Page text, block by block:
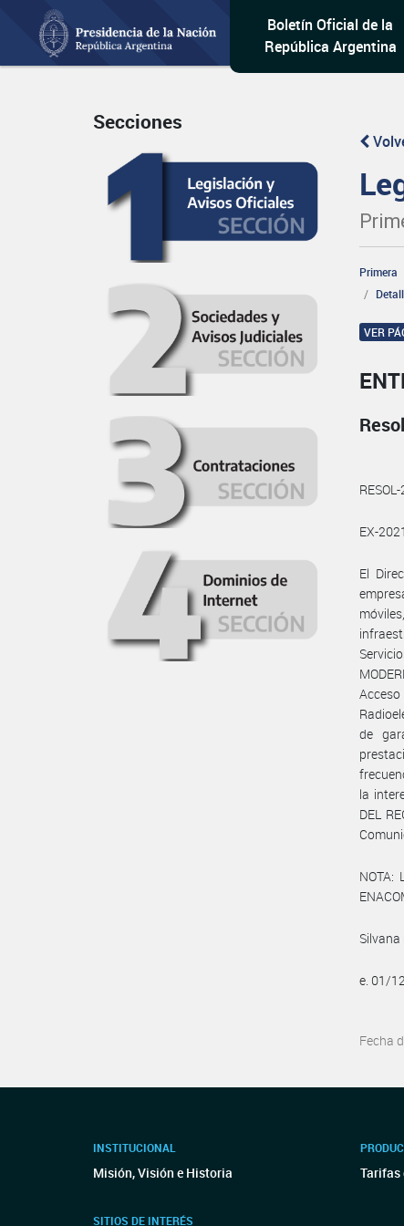
Boletín Oficial de la
República Argentina
Secciones
Primera
VER
EX-
El
de
la
DEL
Silvana
e. 01/
Fecha
INSTITUCIONAL
Misión, Visión e Historia
SITIOS DE INTERÉS
Tarifas